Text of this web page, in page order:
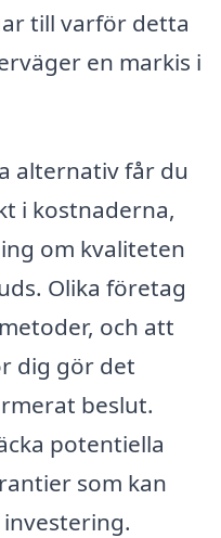
till varför detta
en markis i
alternativ får du
i kostnaderna,
om kvaliteten
Olika företag
och att
dig gör det
beslut.
potentiella
som kan